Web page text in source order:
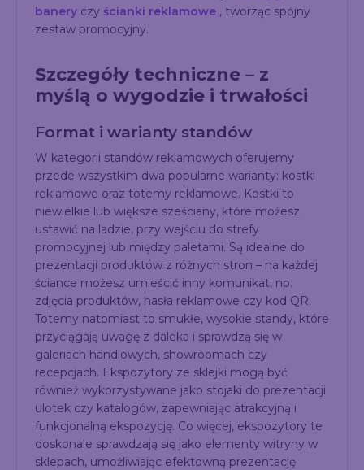
banery czy ścianki reklamowe , tworząc spójny
zestaw promocyjny.
Szczegóły techniczne – z
myślą o wygodzie i trwałości
Format i warianty standów
W kategorii standów reklamowych oferujemy
przede wszystkim dwa popularne warianty: kostki
reklamowe oraz totemy reklamowe. Kostki to
niewielkie lub większe sześciany, które możesz
ustawić na ladzie, przy wejściu do strefy
promocyjnej lub między paletami. Są idealne do
prezentacji produktów z różnych stron – na każdej
ściance możesz umieścić inny komunikat, np.
zdjęcia produktów, hasła reklamowe czy kod QR.
Totemy natomiast to smukłe, wysokie standy, które
przyciągają uwagę z daleka i sprawdzą się w
galeriach handlowych, showroomach czy
recepcjach. Ekspozytory ze sklejki mogą być
również wykorzystywane jako stojaki do prezentacji
ulotek czy katalogów, zapewniając atrakcyjną i
funkcjonalną ekspozycję. Co więcej, ekspozytory te
doskonale sprawdzają się jako elementy witryny w
sklepach, umożliwiając efektowną prezentację